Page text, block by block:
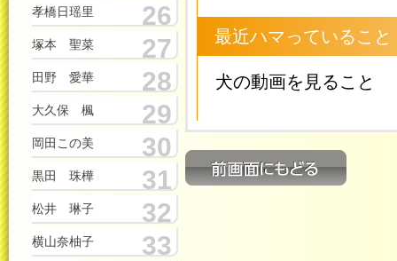
孝橋日瑶里 26
塚本 聖菜 27
田野 愛華 28
大久保 楓 29
岡田この美 30
黒田 珠樺 31
松井 琳子 32
横山奈柚子 33
最近ハマっていること
犬の動画を見ること